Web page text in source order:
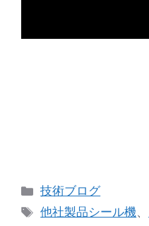
カ
テ
技術ブログ
タ
他社製品シール機、